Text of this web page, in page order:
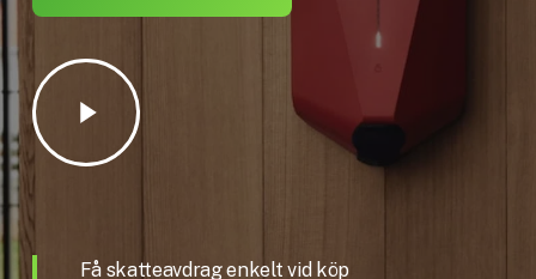
Play
Video
Få skatteavdrag enkelt vid köp